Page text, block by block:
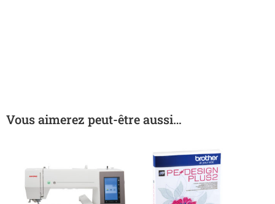
Vous aimerez peut-être aussi…